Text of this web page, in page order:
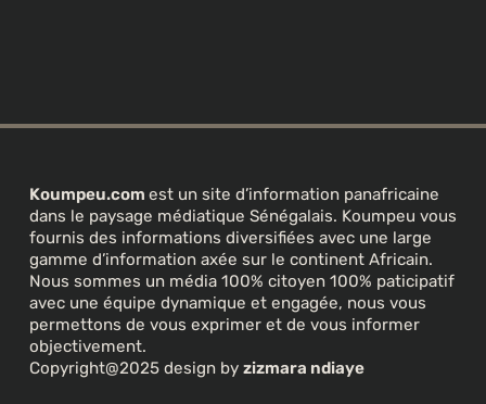
Koumpeu.com est un site d’information panafricaine
dans le paysage médiatique Sénégalais. Koumpeu vous
fournis des informations diversifiées avec une large
gamme d’information axée sur le continent Africain.
Nous sommes un média 100% citoyen 100% paticipatif
avec une équipe dynamique et engagée, nous vous
permettons de vous exprimer et de vous informer
objectivement.
Copyright@2025 design by zizmara ndiaye